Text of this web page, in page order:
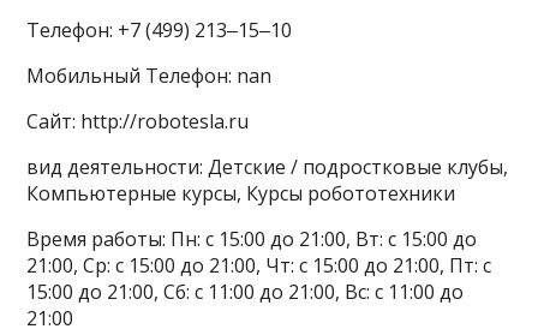
Телефон: +7 (499) 213‒15‒10
Мобильный Телефон: nan
Сайт: http://robotesla.ru
вид деятельности: Детские / подростковые клубы,
Компьютерные курсы, Курсы робототехники
Время работы: Пн: с 15:00 до 21:00, Вт: с 15:00 до
21:00, Ср: с 15:00 до 21:00, Чт: с 15:00 до 21:00, Пт: с
15:00 до 21:00, Сб: с 11:00 до 21:00, Вс: с 11:00 до
21:00